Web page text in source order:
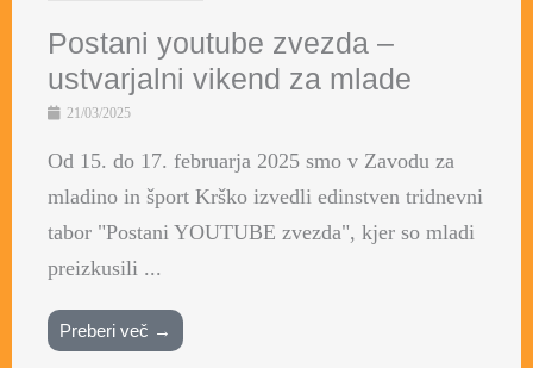
Postani youtube zvezda –
ustvarjalni vikend za mlade
21/03/2025
Od 15. do 17. februarja 2025 smo v Zavodu za
mladino in šport Krško izvedli edinstven tridnevni
tabor "Postani YOUTUBE zvezda", kjer so mladi
preizkusili ...
Preberi več →